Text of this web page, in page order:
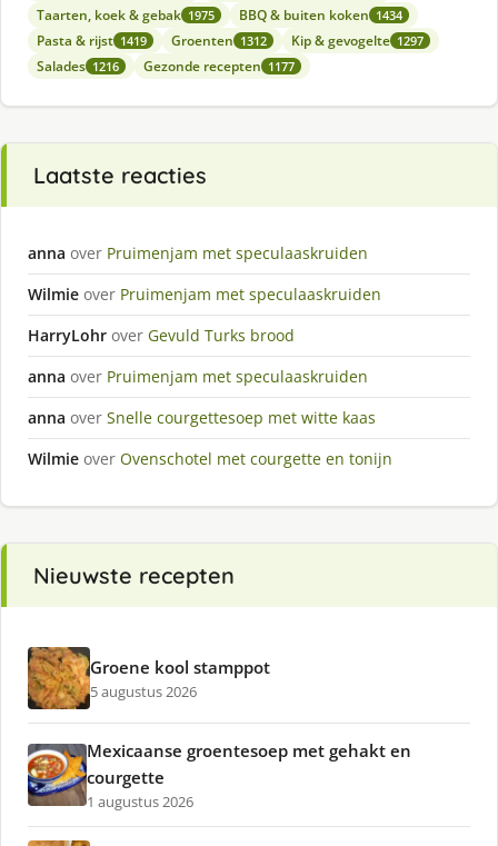
Taarten, koek & gebak 1975 BBQ & buiten koken 1434
Pasta & rijst 1419 Groenten 1312 Kip & gevogelte 1297
Salades 1216 Gezonde recepten 1177
Laatste reacties
anna over Pruimenjam met speculaaskruiden
Wilmie over Pruimenjam met speculaaskruiden
HarryLohr over Gevuld Turks brood
anna over Pruimenjam met speculaaskruiden
anna over Snelle courgettesoep met witte kaas
Wilmie over Ovenschotel met courgette en tonijn
Nieuwste recepten
Groene kool stamppot
5 augustus 2026
Mexicaanse groentesoep met gehakt en
courgette
1 augustus 2026